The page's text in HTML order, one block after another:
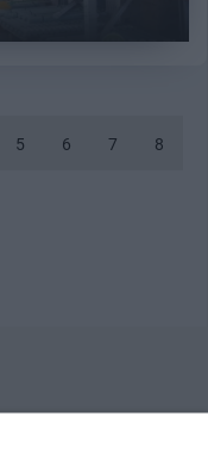
5 6 7 8
Serwis Informacyjny Miasta